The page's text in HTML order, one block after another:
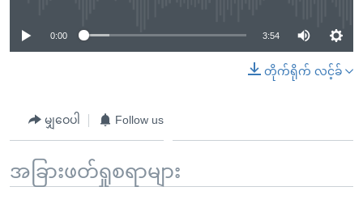
0:00 3:54
တိုက်ရိုက် လင့်ခ်
မျှဝေပါ Follow us
အခြားဖတ်ရှုစရာများ